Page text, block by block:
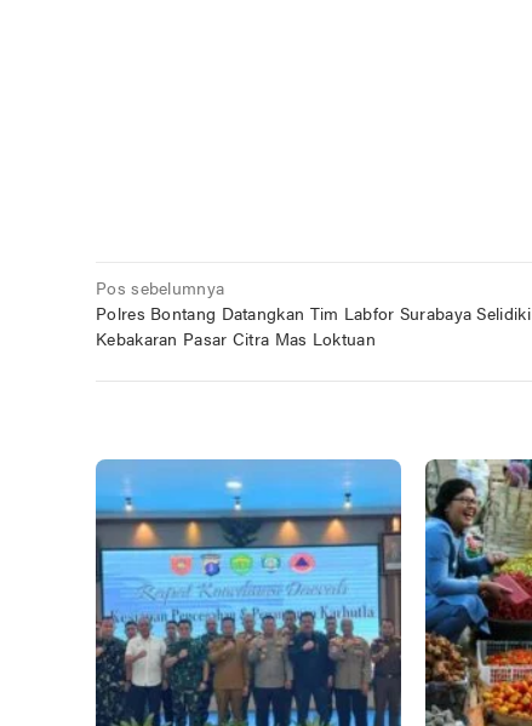
Navigasi
pos
Pos sebelumnya
Polres Bontang Datangkan Tim Labfor Surabaya Selidiki
Kebakaran Pasar Citra Mas Loktuan